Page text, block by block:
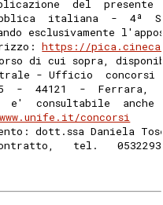
del  presente
italiana  -  4ª
esclusivamente
https://
di cui sopra,
- Ufficio
-  44121  -  Ferrara,
consultabile  anche
concorsi
dott.ssa Daniela
tel.